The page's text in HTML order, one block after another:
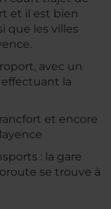
et il est bien
que les villes
avec un
la
et encore
: la gare
se trouve à